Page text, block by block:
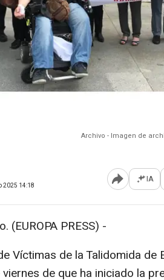
Archivo - Imagen de
2025 14:18 Abrir IA
(EUROPA PRESS) -
Víctimas de la Talidomida de
de que ha iniciado la